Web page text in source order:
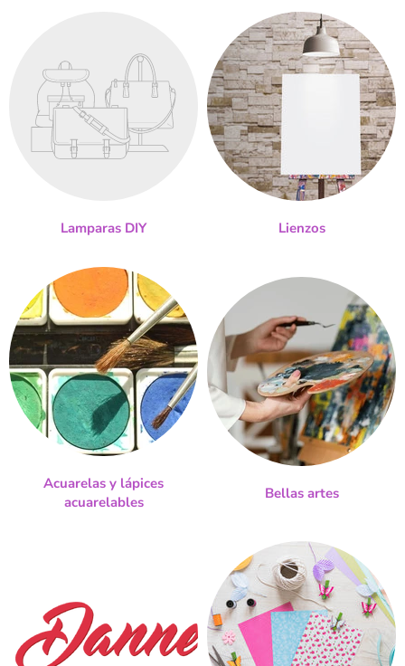
Lamparas DIY Lienzos
Acuarelas y lápices
acuarelables
Bellas artes